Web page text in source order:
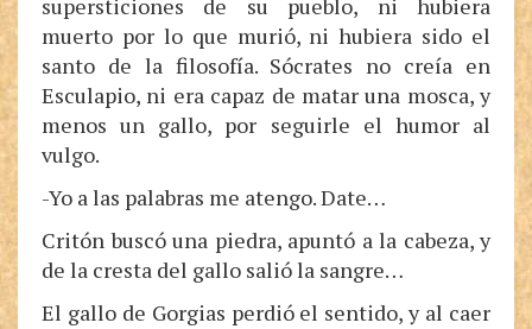
supersticiones de su pueblo, ni hubiera
muerto por lo que murió, ni hubiera sido el
santo de la filosofía. Sócrates no creía en
Esculapio, ni era capaz de matar una mosca, y
menos un gallo, por seguirle el humor al
vulgo.
-Yo a las palabras me atengo. Date…
Critón buscó una piedra, apuntó a la cabeza, y
de la cresta del gallo salió la sangre…
El gallo de Gorgias perdió el sentido, y al caer